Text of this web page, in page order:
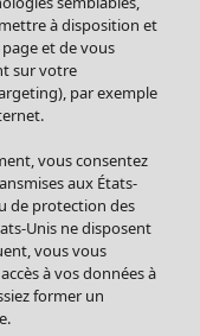
à disposition et
et de vous
sur votre
par exemple
vous consentez
aux États-
de protection des
Unis ne disposent
vous vous
à vos données à
former un